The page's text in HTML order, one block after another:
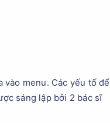
vào menu. Các yếu tố để
sáng lập bởi 2 bác sĩ